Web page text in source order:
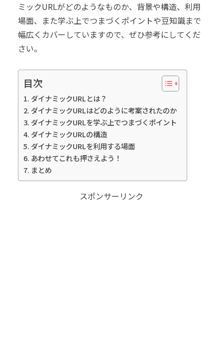
ミックURLがどのようなものか、背景や構造、利用
場面、また学ぶ上でつまづくポイントや豆知識まで
幅広くカバーしていますので、ぜひ参考にしてくだ
さい。
目次
ダイナミックURLとは？
ダイナミックURLはどのように考案されたのか
ダイナミックURLを学ぶ上でつまづくポイント
ダイナミックURLの構造
ダイナミックURLを利用する場面
あわせてこれも押さえよう！
まとめ
スポンサーリンク